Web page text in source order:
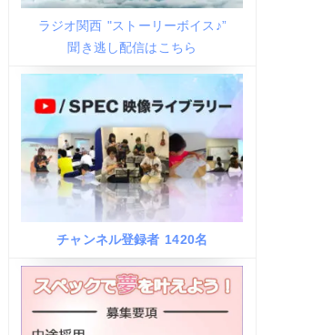
ラジオ関西 "ストーリーボイス♪”
聞き逃し配信はこちら
チャンネル登録者 1420名